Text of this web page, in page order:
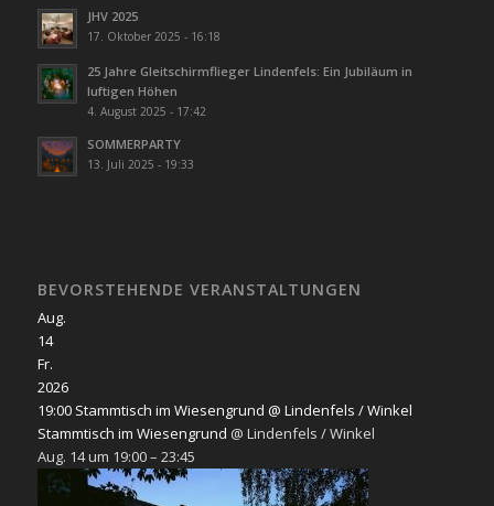
JHV 2025
17. Oktober 2025 - 16:18
25 Jahre Gleitschirmflieger Lindenfels: Ein Jubiläum in
luftigen Höhen
4. August 2025 - 17:42
SOMMERPARTY
13. Juli 2025 - 19:33
BEVORSTEHENDE VERANSTALTUNGEN
Aug.
14
Fr.
2026
19:00 Stammtisch im Wiesengrund @ Lindenfels / Winkel
Stammtisch im Wiesengrund @ Lindenfels / Winkel
Aug. 14 um 19:00 – 23:45